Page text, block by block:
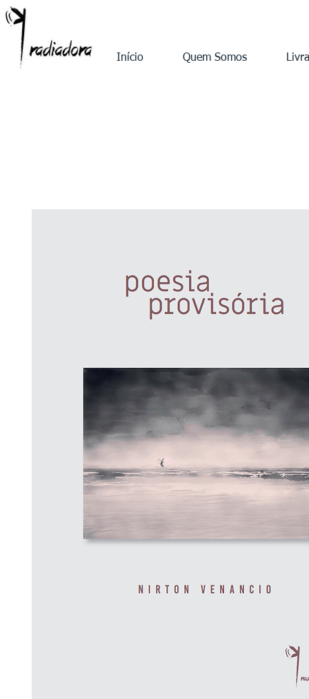
Início Quem Somos